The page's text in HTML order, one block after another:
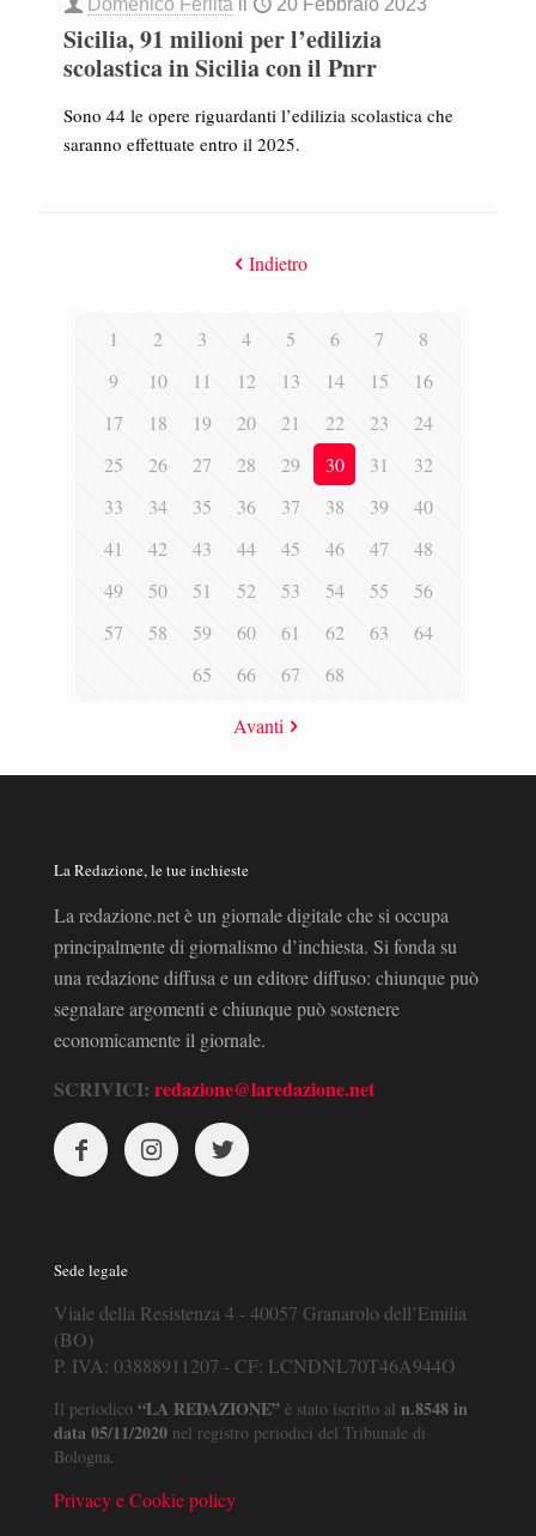
Domenico Ferlita il 20 Febbraio 2023
Sicilia, 91 milioni per l’edilizia
scolastica in Sicilia con il Pnrr
Sono 44 le opere riguardanti l’edilizia scolastica che
saranno effettuate entro il 2025.
Indietro
1 2 3 4 5 6 7
8
9
10 11 12 13 14 15
16
17
18 19 20 21 22 23
24
25
26 27 28 29 30 31
32
33
34 35 36 37 38 39
40
41
42 43 44 45 46 47
48
49
50 51 52 53 54 55
56
57
58 59 60 61 62 63
64
65
66 67 68
Avanti
La Redazione, le tue inchieste
La redazione.net è un giornale digitale che si occupa
principalmente di giornalismo d’inchiesta. Si fonda su
una redazione diffusa e un editore diffuso: chiunque può
segnalare argomenti e chiunque può sostenere
economicamente il giornale.
SCRIVICI: redazione@laredazione.net
Sede legale
Viale della Resistenza 4 - 40057 Granarolo dell’Emilia
(BO)
P. IVA: 03888911207 - CF: LCNDNL70T46A944O
Il periodico “LA REDAZIONE” è stato iscritto al n.8548 in
data 05/11/2020 nel registro periodici del Tribunale di
Bologna.
Privacy e Cookie policy